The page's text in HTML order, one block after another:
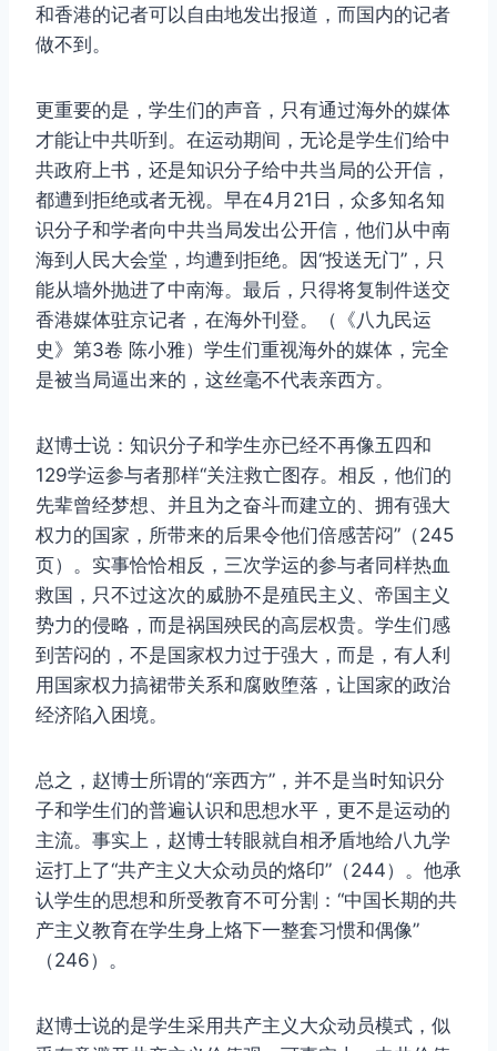
和香港的记者可以自由地发出报道，而国内的记者
做不到。
更重要的是，学生们的声音，只有通过海外的媒体
才能让中共听到。在运动期间，无论是学生们给中
共政府上书，还是知识分子给中共当局的公开信，
都遭到拒绝或者无视。早在4月21日，众多知名知
识分子和学者向中共当局发出公开信，他们从中南
海到人民大会堂，均遭到拒绝。因“投送无门”，只
能从墙外抛进了中南海。最后，只得将复制件送交
香港媒体驻京记者，在海外刊登。（《八九民运
史》第3卷 陈小雅）学生们重视海外的媒体，完全
是被当局逼出来的，这丝毫不代表亲西方。
赵博士说：知识分子和学生亦已经不再像五四和
129学运参与者那样“关注救亡图存。相反，他们的
先辈曾经梦想、并且为之奋斗而建立的、拥有强大
权力的国家，所带来的后果令他们倍感苦闷”（245
页）。实事恰恰相反，三次学运的参与者同样热血
救国，只不过这次的威胁不是殖民主义、帝国主义
势力的侵略，而是祸国殃民的高层权贵。学生们感
到苦闷的，不是国家权力过于强大，而是，有人利
用国家权力搞裙带关系和腐败堕落，让国家的政治
经济陷入困境。
总之，赵博士所谓的“亲西方”，并不是当时知识分
子和学生们的普遍认识和思想水平，更不是运动的
主流。事实上，赵博士转眼就自相矛盾地给八九学
运打上了“共产主义大众动员的烙印”（244）。他承
认学生的思想和所受教育不可分割：“中国长期的共
产主义教育在学生身上烙下一整套习惯和偶像”
（246）。
赵博士说的是学生采用共产主义大众动员模式，似